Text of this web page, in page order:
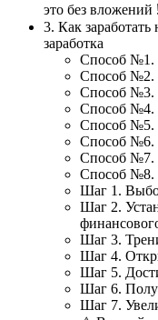
это без вложений
3. Как
заработка
Способ №1.
Способ
Способ №3.
Способ №4.
Способ №5.
Способ №6.
Способ №7.
Способ №8.
Шаг 1.
Шаг 2.
Шаг 3.
Шаг 4.
Шаг 5.
Шаг 6.
Шаг 7.